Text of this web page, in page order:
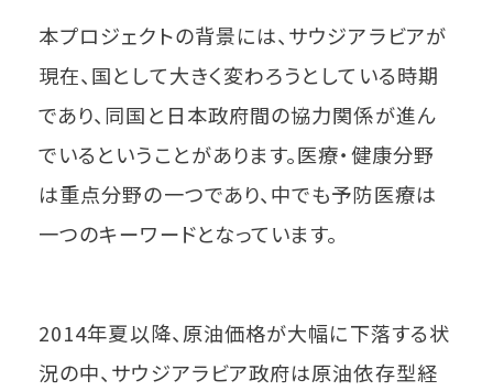
本プロジェクトの背景には、サウジアラビアが
現在、国として大きく変わろうとしている時期
であり、同国と日本政府間の協力関係が進ん
でいるということがあります。医療・健康分野
は重点分野の一つであり、中でも予防医療は
一つのキーワードとなっています。
2014年夏以降、原油価格が大幅に下落する状
況の中、サウジアラビア政府は原油依存型経